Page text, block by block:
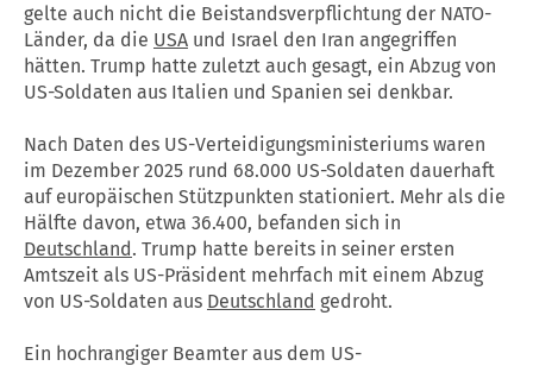
gelte auch nicht die Beistandsverpflichtung der NATO-
Länder, da die USA und Israel den Iran angegriffen
hätten. Trump hatte zuletzt auch gesagt, ein Abzug von
US-Soldaten aus Italien und Spanien sei denkbar.
Nach Daten des US-Verteidigungsministeriums waren
im Dezember 2025 rund 68.000 US-Soldaten dauerhaft
auf europäischen Stützpunkten stationiert. Mehr als die
Hälfte davon, etwa 36.400, befanden sich in
Deutschland. Trump hatte bereits in seiner ersten
Amtszeit als US-Präsident mehrfach mit einem Abzug
von US-Soldaten aus Deutschland gedroht.
Ein hochrangiger Beamter aus dem US-